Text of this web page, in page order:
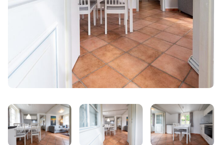
Startsteite